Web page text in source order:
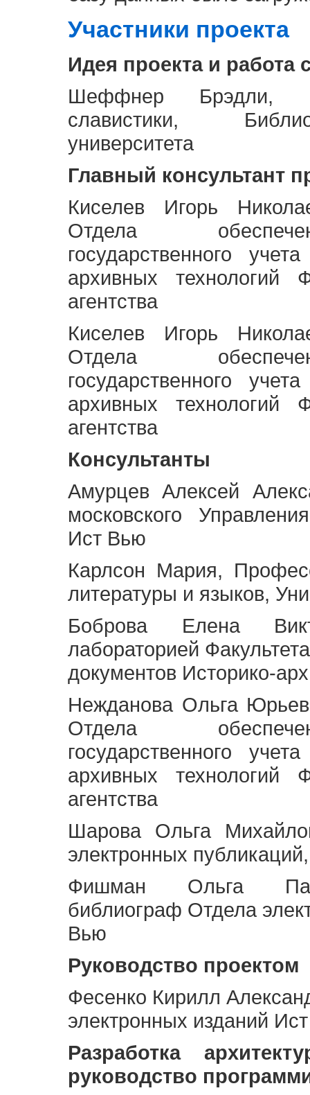
Участники проекта
Идея проекта и работа
Шеффнер Брэдли,
славистики,
университета
Главный консультант
Киселев Игорь
Отдела
государственного
архивных технологий
агентства
Киселев Игорь
Отдела
государственного
архивных технологий
агентства
Консультанты
Амурцев Алексей
московского
Ист Вью
Карлсон Мария,
литературы и языков,
Боброва Елена
лабораторией
документов Историко-
Нежданова Ольга
Отдела
государственного
архивных технологий
агентства
Шарова Ольга
электронных
Фишман Ольга
библиограф Отдела
Вью
Руководство проектом
Фесенко Кирилл
электронных изданий
Разработка
руководство